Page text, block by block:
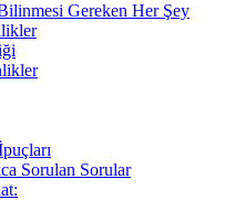
Gereken Her Şey
Sorulan Sorular